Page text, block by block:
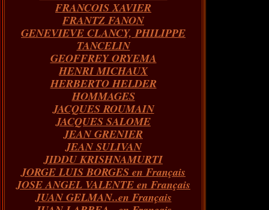
FRANCOIS XAVIER
FRANTZ FANON
GENEVIEVE CLANCY, PHILIPPE
TANCELIN
GEOFFREY ORYEMA
HENRI MICHAUX
HERBERTO HELDER
HOMMAGES
JACQUES ROUMAIN
JACQUES SALOME
JEAN GRENIER
JEAN SULIVAN
JIDDU KRISHNAMURTI
JORGE LUIS BORGES en Français
JOSE ANGEL VALENTE en Français
JUAN GELMAN..en Français